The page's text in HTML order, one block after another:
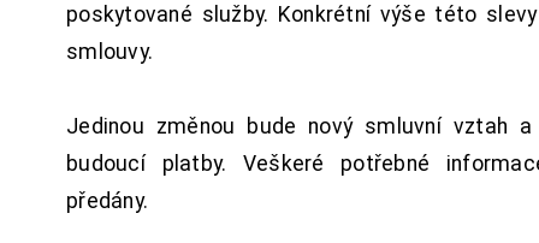
poskytované služby. Konkrétní výše této
smlouvy.
Jedinou změnou bude nový smluvní vztah
budoucí platby. Veškeré potřebné
předány.